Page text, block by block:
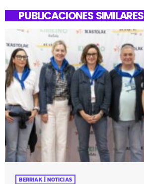
PUBLICACIONES SIMILARES
BERRIAK | NOTICIAS